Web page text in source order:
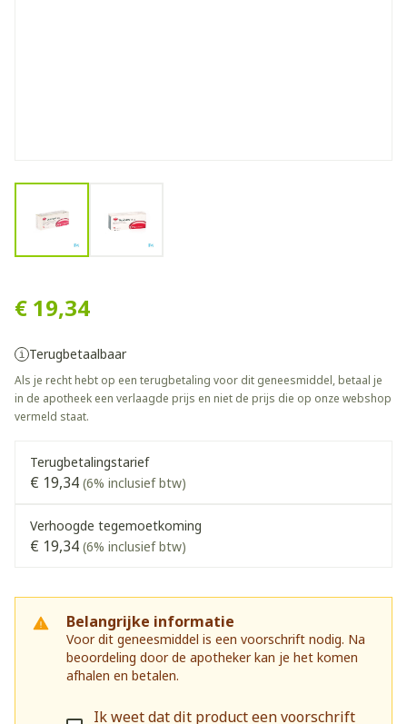
€ 19,34
Terugbetaalbaar
Als je recht hebt op een terugbetaling voor dit geneesmiddel, betaal je
in de apotheek een verlaagde prijs en niet de prijs die op onze webshop
vermeld staat.
Terugbetalingstarief
€ 19,34 (6% inclusief btw)
Verhoogde tegemoetkoming
€ 19,34 (6% inclusief btw)
Belangrijke informatie
Voor dit geneesmiddel is een voorschrift nodig. Na
beoordeling door de apotheker kan je het komen
afhalen en betalen.
Ik weet dat dit product een voorschrift